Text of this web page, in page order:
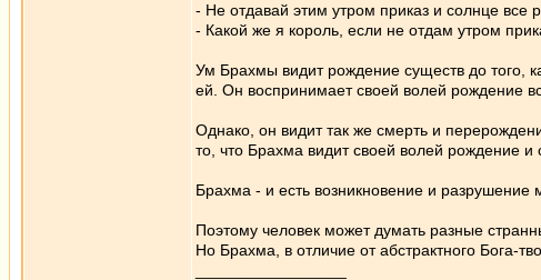
- Не отдавай этим утром приказ и солнце все
- Какой же я король, если не отдам утром
Ум Брахмы видит рождение существ до того,
ей. Он воспринимает своей волей рождение
Однако, он видит так же смерть и
то, что Брахма видит своей волей рождение и
Брахма - и есть возникновение и разрушение
Поэтому человек может думать разные
Но Брахма, в отличие от абстрактного Бога-